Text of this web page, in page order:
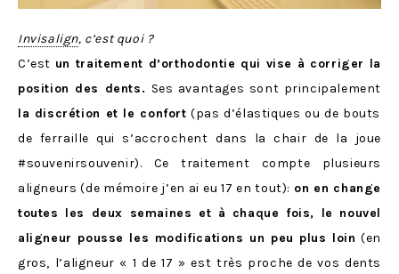
Invisalign, c’est quoi ?
C’est un traitement d’orthodontie qui vise à corriger la
position des dents. Ses avantages sont principalement
la discrétion et le confort (pas d’élastiques ou de bouts
de ferraille qui s’accrochent dans la chair de la joue
#souvenirsouvenir). Ce traitement compte plusieurs
aligneurs (de mémoire j’en ai eu 17 en tout): on en change
toutes les deux semaines et à chaque fois, le nouvel
aligneur pousse les modifications un peu plus loin (en
gros, l’aligneur « 1 de 17 » est très proche de vos dents